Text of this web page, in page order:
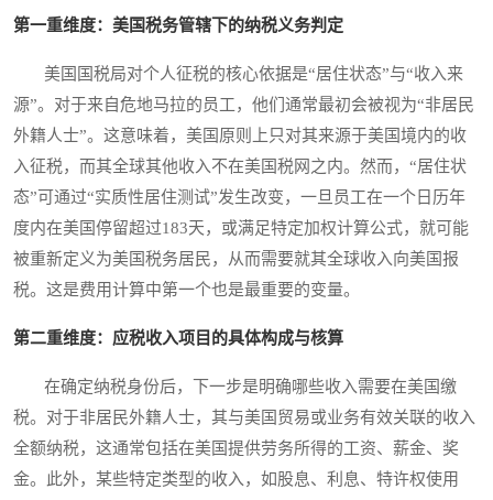
第一重维度：美国税务管辖下的纳税义务判定
美国国税局对个人征税的核心依据是“居住状态”与“收入来
源”。对于来自危地马拉的员工，他们通常最初会被视为“非居民
外籍人士”。这意味着，美国原则上只对其来源于美国境内的收
入征税，而其全球其他收入不在美国税网之内。然而，“居住状
态”可通过“实质性居住测试”发生改变，一旦员工在一个日历年
度内在美国停留超过183天，或满足特定加权计算公式，就可能
被重新定义为美国税务居民，从而需要就其全球收入向美国报
税。这是费用计算中第一个也是最重要的变量。
第二重维度：应税收入项目的具体构成与核算
在确定纳税身份后，下一步是明确哪些收入需要在美国缴
税。对于非居民外籍人士，其与美国贸易或业务有效关联的收入
全额纳税，这通常包括在美国提供劳务所得的工资、薪金、奖
金。此外，某些特定类型的收入，如股息、利息、特许权使用